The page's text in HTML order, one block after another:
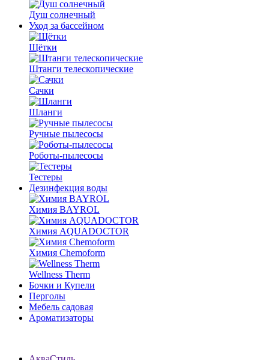
Душ солнечный
Уход за бассейном
Щётки
Штанги телескопические
Сачки
Шланги
Ручные пылесосы
Роботы-пылесосы
Тестеры
Дезинфекция воды
Химия BAYROL
Химия AQUADOCTOR
Химия Chemoform
Wellness Therm
Бочки и Купели
Перголы
Мебель садовая
Ароматизаторы